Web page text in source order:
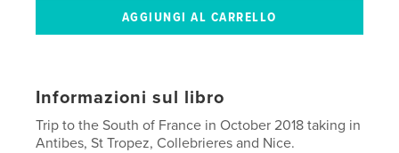
Informazioni sul libro
Trip to the South of France in October 2018 taking in
Antibes, St Tropez, Collebrieres and Nice.